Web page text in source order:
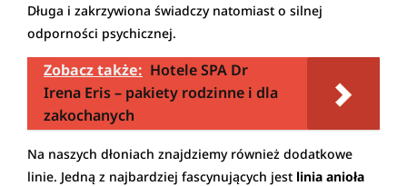
Długa i zakrzywiona świadczy natomiast o silnej
odporności psychicznej.
Zobacz także: Hotele SPA Dr
Irena Eris – pakiety rodzinne i dla
zakochanych
Na naszych dłoniach znajdziemy również dodatkowe
linie. Jedną z najbardziej fascynujących jest linia anioła